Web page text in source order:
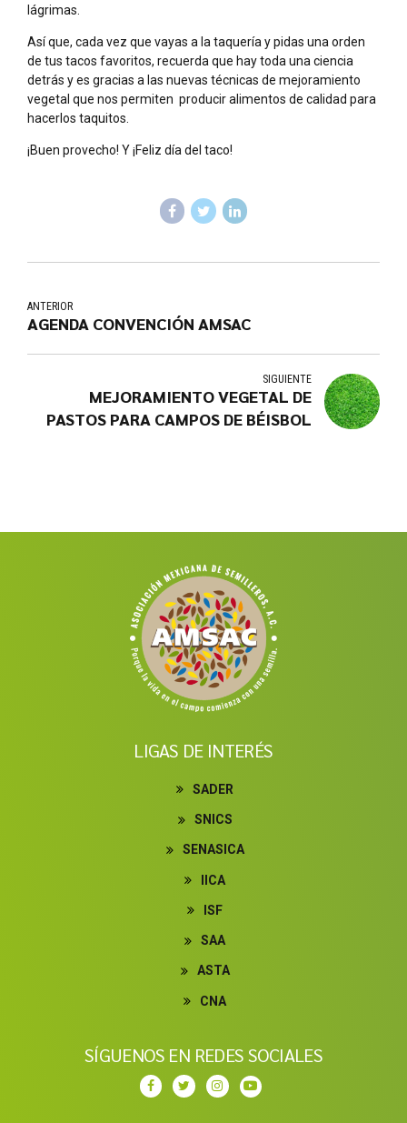
lágrimas.
Así que, cada vez que vayas a la taquería y pidas una orden
de tus tacos favoritos, recuerda que hay toda una ciencia
detrás y es gracias a las nuevas técnicas de mejoramiento
vegetal que nos permiten producir alimentos de calidad para
hacerlos taquitos.
¡Buen provecho! Y ¡Feliz día del taco!
ANTERIOR
AGENDA CONVENCIÓN AMSAC
SIGUIENTE
MEJORAMIENTO VEGETAL DE
PASTOS PARA CAMPOS DE BÉISBOL
LIGAS DE INTERÉS
SADER
SNICS
SENASICA
IICA
ISF
SAA
ASTA
CNA
SÍGUENOS EN REDES SOCIALES